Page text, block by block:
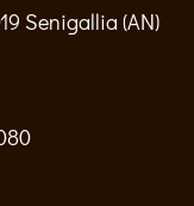
Senigallia (AN)